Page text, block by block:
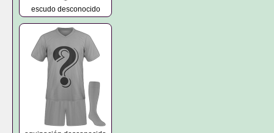
escudo desconocido